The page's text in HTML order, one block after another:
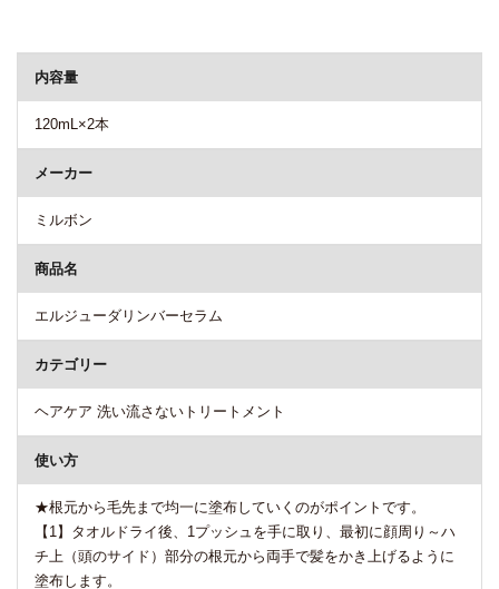
内容量
120mL×2本
メーカー
ミルボン
商品名
エルジューダリンバーセラム
カテゴリー
ヘアケア 洗い流さないトリートメント
使い方
★根元から毛先まで均一に塗布していくのがポイントです。
【1】タオルドライ後、1プッシュを手に取り、最初に顔周り～ハ
チ上（頭のサイド）部分の根元から両手で髪をかき上げるように
塗布します。